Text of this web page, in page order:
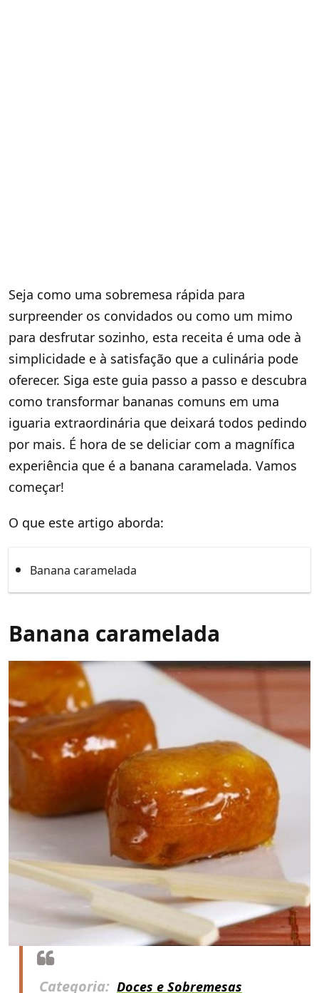
Seja como uma sobremesa rápida para
surpreender os convidados ou como um mimo
para desfrutar sozinho, esta receita é uma ode à
simplicidade e à satisfação que a culinária pode
oferecer. Siga este guia passo a passo e descubra
como transformar bananas comuns em uma
iguaria extraordinária que deixará todos pedindo
por mais. É hora de se deliciar com a magnífica
experiência que é a banana caramelada. Vamos
começar!
O que este artigo aborda:
Banana caramelada
Banana caramelada
Categoria: Doces e Sobremesas